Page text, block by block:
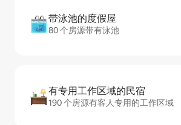
带泳池的度假屋
80 个房源带有泳池
有专用工作区域的民宿
190 个房源有客人专用的工作区域